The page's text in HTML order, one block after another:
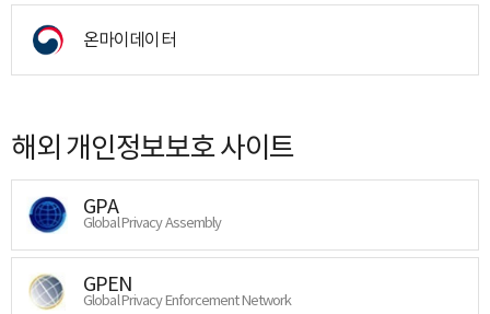
온마이데이터
해외 개인정보보호 사이트
GPA
Global Privacy Assembly
GPEN
Global Privacy Enforcement Network